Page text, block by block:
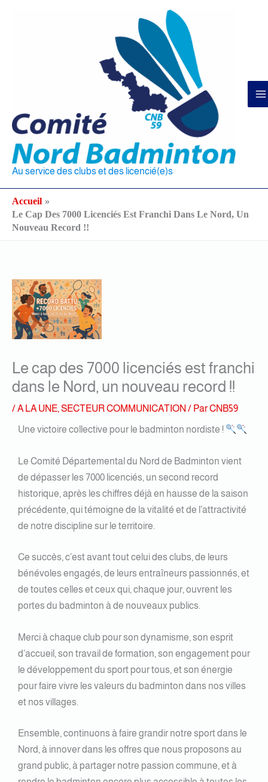
Au service des clubs et des licencié(e)s
Accueil
Le Cap Des 7000 Licenciés Est Franchi Dans Le Nord, Un
Nouveau Record !!
Le cap des 7000 licenciés est franchi
dans le Nord, un nouveau record !!
/A LA UNE, SECTEUR COMMUNICATION / ParCNB59
Une victoire collective pour le badminton nordiste !
Le Comité Départemental du Nord de Badminton vient
de dépasser les 7000 licenciés, un second record
historique, après les chiffres déjà en hausse de la saison
précédente, qui témoigne de la vitalité et de l’attractivité
de notre discipline sur le territoire.
Ce succès, c’est avant tout celui des clubs, de leurs
bénévoles engagés, de leurs entraîneurs passionnés, et
de toutes celles et ceux qui, chaque jour, ouvrent les
portes du badminton à de nouveaux publics.
Merci à chaque club pour son dynamisme, son esprit
d’accueil, son travail de formation, son engagement pour
le développement du sport pour tous, et son énergie
pour faire vivre les valeurs du badminton dans nos villes
et nos villages.
Ensemble, continuons à faire grandir notre sport dans le
Nord, à innover dans les offres que nous proposons au
grand public, à partager notre passion commune, et à